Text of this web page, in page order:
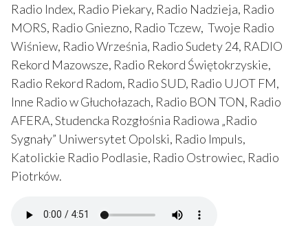
Radio Index, Radio Piekary, Radio Nadzieja, Radio
MORS, Radio Gniezno, Radio Tczew, Twoje Radio
Wiśniew, Radio Września, Radio Sudety 24, RADIO
Rekord Mazowsze, Radio Rekord Świętokrzyskie,
Radio Rekord Radom, Radio SUD, Radio UJOT FM,
Inne Radio w Głuchołazach, Radio BON TON, Radio
AFERA, Studencka Rozgłośnia Radiowa „Radio
Sygnały” Uniwersytet Opolski, Radio Impuls,
Katolickie Radio Podlasie, Radio Ostrowiec, Radio
Piotrków.